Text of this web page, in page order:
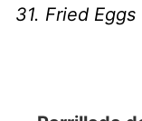
31. Fried